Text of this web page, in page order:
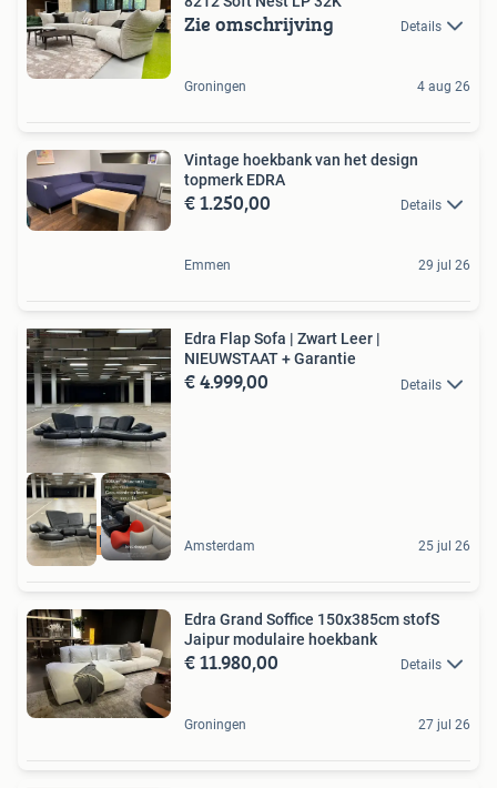
Zie omschrijving Details
Groningen 4 aug 26
Vintage hoekbank van het design
topmerk EDRA
€ 1.250,00 Details
Emmen 29 jul 26
GRATIS levering
Edra Flap Sofa | Zwart Leer |
NIEUWSTAAT + Garantie
€ 4.999,00 Details
Amsterdam 25 jul 26
Edra Grand Soffice 150x385cm stofS
Jaipur modulaire hoekbank
€ 11.980,00 Details
Groningen 27 jul 26